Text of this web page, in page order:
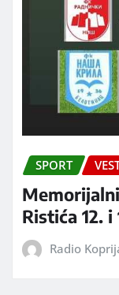
SPORT
Ristića 12.
Radio